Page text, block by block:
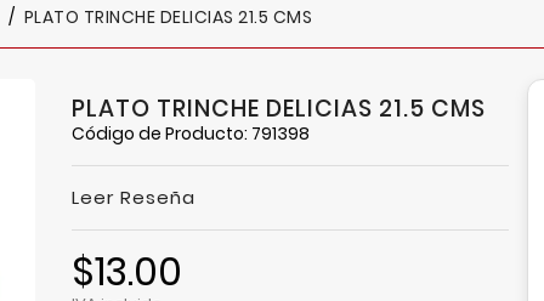
PLATO TRINCHE DELICIAS 21.5 CMS
PLATO TRINCHE DELICIAS 21.5 CMS
Código de Producto: 791398
Leer Reseña
$13.00